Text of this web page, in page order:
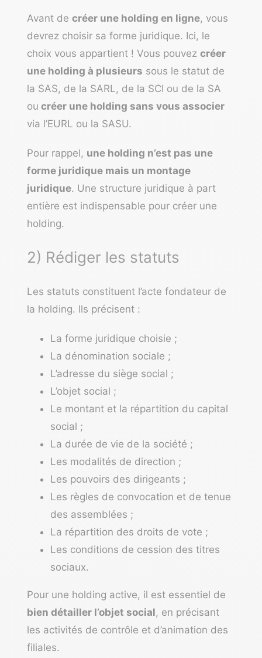
Avant de créer une holding en ligne, vous
devrez choisir sa forme juridique. Ici, le
choix vous appartient ! Vous pouvez créer
une holding à plusieurs sous le statut de
la SAS, de la SARL, de la SCI ou de la SA
ou créer une holding sans vous associer
via l’EURL ou la SASU.
Pour rappel, une holding n’est pas une
forme juridique mais un montage
juridique. Une structure juridique à part
entière est indispensable pour créer une
holding.
2) Rédiger les statuts
Les statuts constituent l’acte fondateur de
la holding. Ils précisent :
La forme juridique choisie ;
La dénomination sociale ;
L’adresse du siège social ;
L’objet social ;
Le montant et la répartition du capital
social ;
La durée de vie de la société ;
Les modalités de direction ;
Les pouvoirs des dirigeants ;
Les règles de convocation et de tenue
des assemblées ;
La répartition des droits de vote ;
Les conditions de cession des titres
sociaux.
Pour une holding active, il est essentiel de
bien détailler l’objet social, en précisant
les activités de contrôle et d’animation des
filiales.